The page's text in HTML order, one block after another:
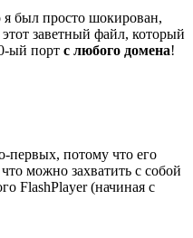
был просто шокирован,
заветный файл, который
ый порт с любого домена!
первых, потому что его
можно захватить с собой
FlashPlayer (начиная с